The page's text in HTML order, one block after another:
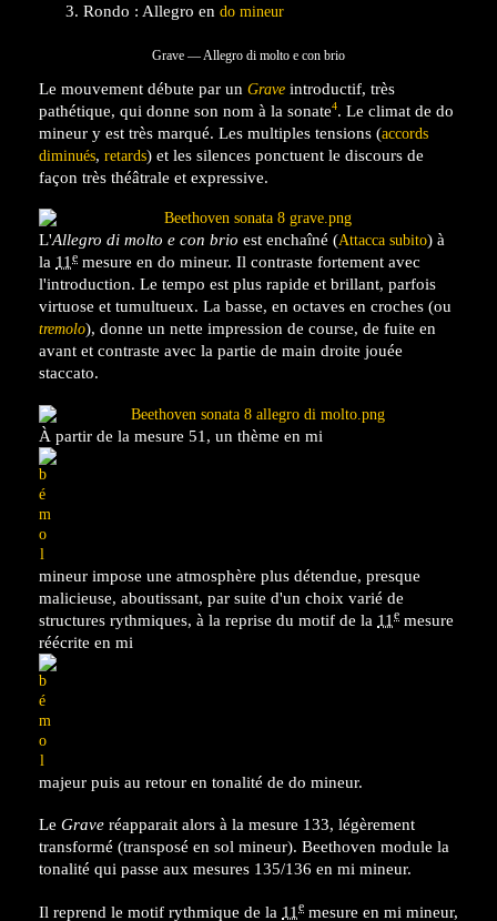
Rondo : Allegro en do mineur
Grave — Allegro di molto e con brio
Le mouvement débute par un Grave introductif, très
pathétique, qui donne son nom à la sonate4. Le climat de do
mineur y est très marqué. Les multiples tensions (accords
diminués, retards) et les silences ponctuent le discours de
façon très théâtrale et expressive.
L'Allegro di molto e con brio est enchaîné (Attacca subito) à
la 11e mesure en do mineur. Il contraste fortement avec
l'introduction. Le tempo est plus rapide et brillant, parfois
virtuose et tumultueux. La basse, en octaves en croches (ou
tremolo), donne un nette impression de course, de fuite en
avant et contraste avec la partie de main droite jouée
staccato.
À partir de la mesure 51, un thème en mi
mineur impose une atmosphère plus détendue, presque
malicieuse, aboutissant, par suite d'un choix varié de
structures rythmiques, à la reprise du motif de la 11 e mesure
réécrite en mi
majeur puis au retour en tonalité de do mineur.
Le Grave réapparait alors à la mesure 133, légèrement
transformé (transposé en sol mineur). Beethoven module la
tonalité qui passe aux mesures 135/136 en mi mineur.
Il reprend le motif rythmique de la 11 e mesure en mi mineur,